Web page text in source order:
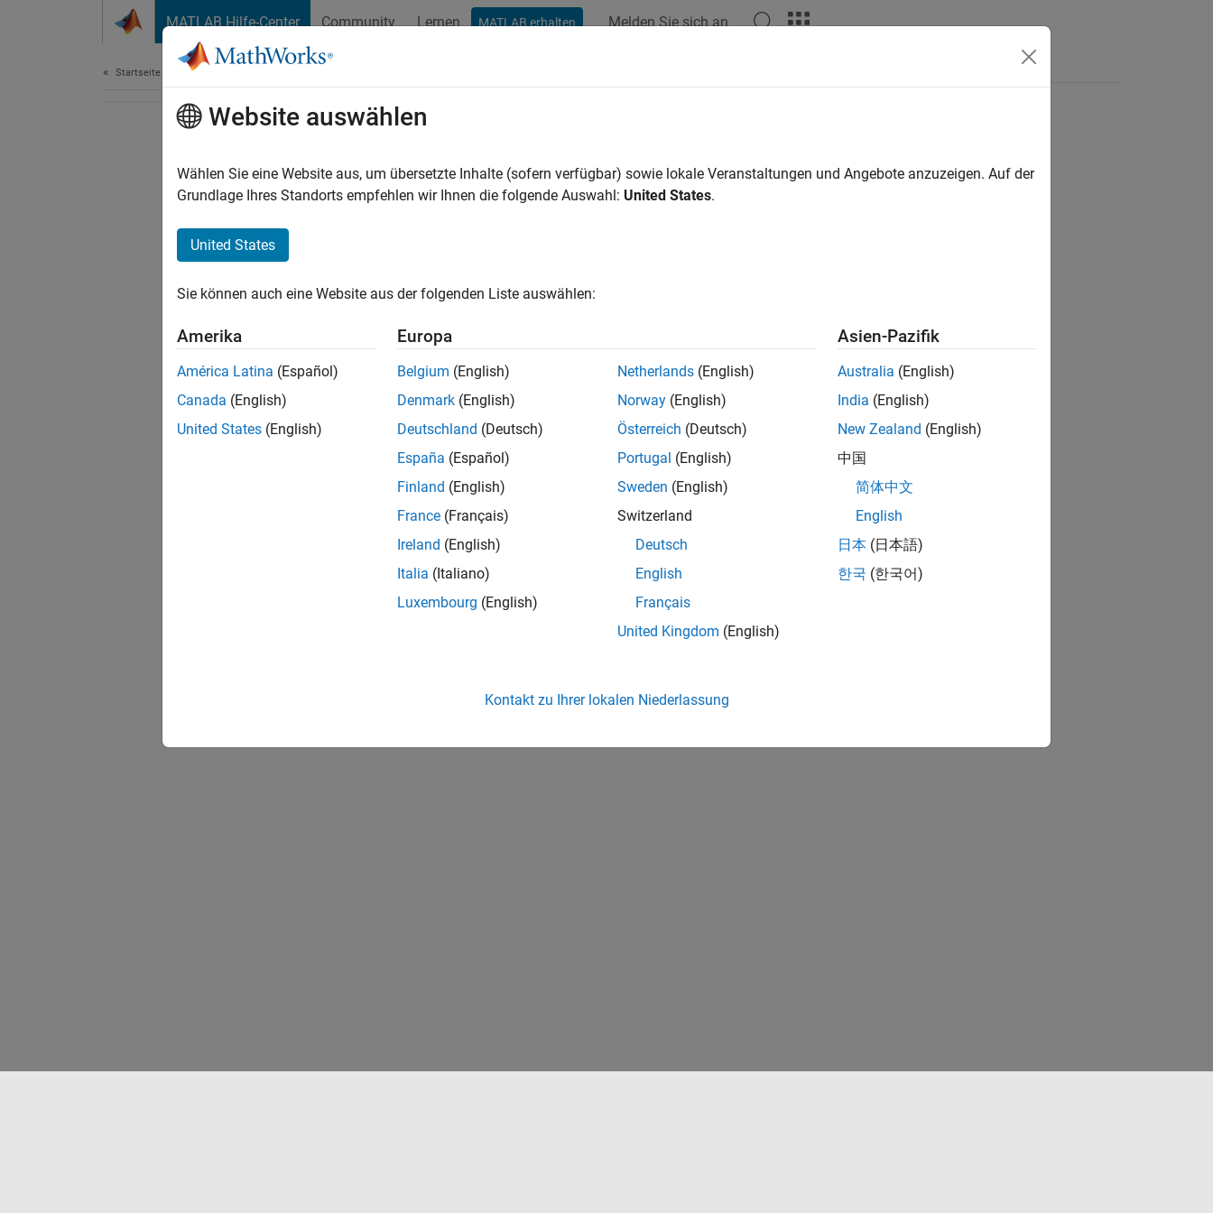
MATLAB Hilfe-Center Community Lernen MATLAB erhalten Melden Sie sich an
Startseite der Dokumentation
How useful was this information?
Website auswählen
Wählen Sie eine Website aus, um übersetzte Inhalte (sofern verfügbar) sowie lokale Veranstaltungen und Angebote anzuzeigen. Auf der
Grundlage Ihres Standorts empfehlen wir Ihnen die folgende Auswahl: United States.
United States
Sie können auch eine Website aus der folgenden Liste auswählen:
Amerika
América Latina (Español)
Canada (English)
United States (English)
Europa
Belgium (English)
Denmark (English)
Deutschland (Deutsch)
España (Español)
Finland (English)
France (Français)
Ireland (English)
Italia (Italiano)
Luxembourg (English)
Netherlands (English)
Norway (English)
Österreich (Deutsch)
Portugal (English)
Sweden (English)
Switzerland
Deutsch
English
Français
United Kingdom (English)
Asien-Pazifik
Australia (English)
India (English)
New Zealand (English)
中国
简体中文
English
日本 (日本語)
한국 (한국어)
Kontakt zu Ihrer lokalen Niederlassung